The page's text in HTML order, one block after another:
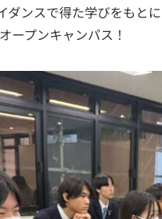
ダンスで得た学びをもと
ープンキャンパス！